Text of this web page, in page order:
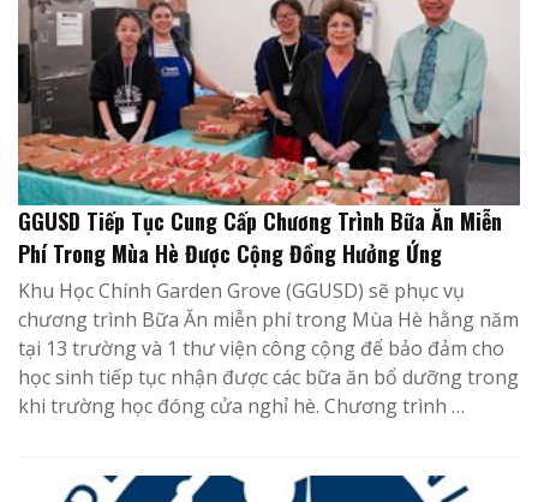
GGUSD Tiếp Tục Cung Cấp Chương Trình Bữa Ăn Miễn
Phí Trong Mùa Hè Được Cộng Đồng Hưởng Ứng
Khu Học Chính Garden Grove (GGUSD) sẽ phục vụ
chương trình Bữa Ăn miễn phí trong Mùa Hè hằng năm
tại 13 trường và 1 thư viện công cộng để bảo đảm cho
học sinh tiếp tục nhận được các bữa ăn bổ dưỡng trong
khi trường học đóng cửa nghỉ hè. Chương trình …